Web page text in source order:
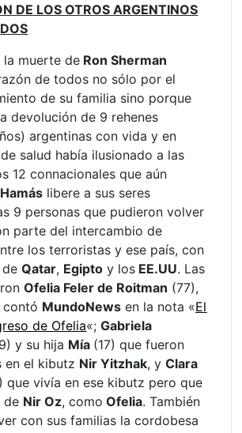
DE LOS OTROS ARGENTINOS
muerte de Ron Sherman
de todos no sólo por el
de su familia sino porque
devolución de 9 rehenes
argentinas con vida y en
salud había ilusionado a las
12 connacionales que aún
Hamás libere a sus seres
9 personas que pudieron volver
parte del intercambio de
los terroristas y ese país, con
deQatar, Egipto y los EE.UU. Las
Ofelia Feler de Roitman (77),
contó MundoNews en la nota «El
de Ofelia«;Gabriela
y su hija Mía (17) que fueron
en el kibutz Nir Yitzhak, yClara
que vivía en ese kibutz pero que
de Nir Oz, como Ofelia. También
con sus familias la cordobesa